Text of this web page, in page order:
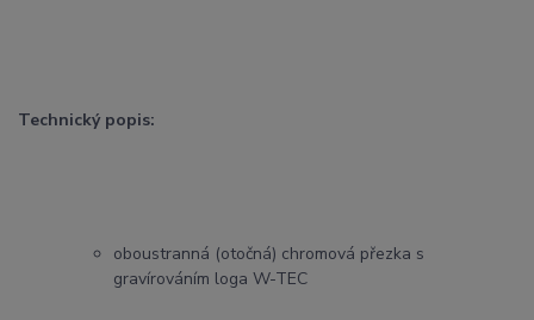
Technický popis:
oboustranná (otočná) chromová přezka s
gravírováním loga W-TEC